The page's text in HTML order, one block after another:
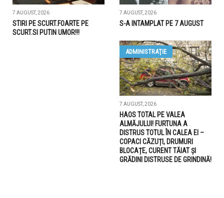
7 AUGUST, 2026
STIRI PE SCURT.FOARTE PE
SCURT.SI PUTIN UMOR!!!
7 AUGUST, 2026
S-A INTAMPLAT PE 7 AUGUST
ADMINISTRAŢIE
7 AUGUST, 2026
HAOS TOTAL PE VALEA
ALMĂJULUI! FURTUNA A
DISTRUS TOTUL ÎN CALEA EI –
COPACI CĂZUȚI, DRUMURI
BLOCAȚE, CURENT TĂIAT ȘI
GRĂDINI DISTRUSE DE GRINDINĂ!